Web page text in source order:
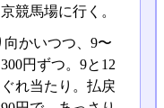
競馬場に行く。
向かいつつ、9〜
円ずつ。9と12
れ当たり。払戻